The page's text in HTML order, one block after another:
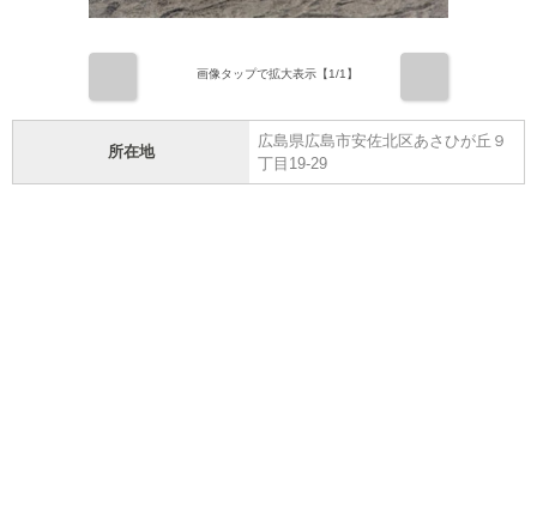
画像タップで拡大表示【1/1】
所在地
広島県広島市安佐北区あさひが丘９
丁目19-29